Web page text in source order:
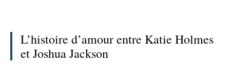
L’histoire d’amour entre Katie Holmes
et Joshua Jackson